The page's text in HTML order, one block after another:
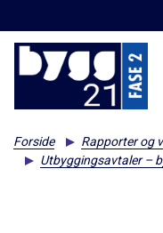
Forside
Rapporter og
Utbyggingsavtaler –